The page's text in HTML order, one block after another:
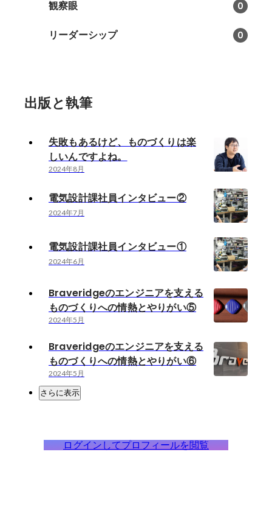
観察眼 0
リーダーシップ 0
出版と執筆
失敗もあるけど、ものづくりは楽
しいんですよね。
2024年8月
電気設計課社員インタビュー②
2024年7月
電気設計課社員インタビュー①
2024年6月
Braveridgeのエンジニアを支える
ものづくりへの情熱とやりがい⑤
2024年5月
Braveridgeのエンジニアを支える
ものづくりへの情熱とやりがい⑥
2024年5月
さらに表示
ログインしてプロフィールを閲覧